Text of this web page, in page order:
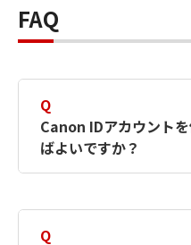
FAQ
Q
Canon IDアカウント
ばよいですか？
Q